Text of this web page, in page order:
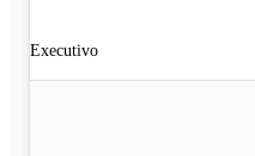
Executivo